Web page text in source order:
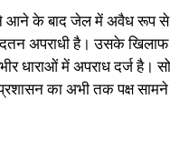
आने के बाद जेल में अवैध रूप से
अपराधी है। उसके खिलाफ
धाराओं में अपराध दर्ज है।
का अभी तक पक्ष